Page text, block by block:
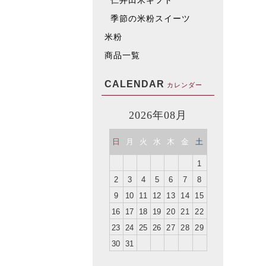
季節の米粉スイーツ
米粉
商品一覧
CALENDAR カレンダー
2026年08月
日 月 火 水 木 金 土
1
2
3 4 5 6 7
8
9
10 11 12 13 14
15
16
17 18 19 20 21
22
23 24 25 26 27 28
29
30 31